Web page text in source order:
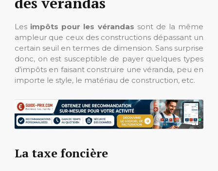
Les impôts pour les vérandas sont de la même
ampleur que ceux des constructions dépassant un
certain seuil en termes de dimension. Sans surprise
donc, on est susceptible de payer quelques types
d’impôts en faisant construire une véranda, peu en
importe le style, le matériau de construction, etc.
La taxe foncière